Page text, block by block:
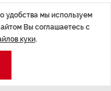
покупку
Рассказываем
и мире,
удобства мы используем
Вы соглашаетесь с
куки.